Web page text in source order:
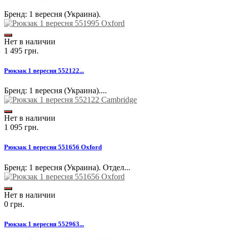
Бренд: 1 вересня (Украина).
Нет в наличии
1 495 грн.
Рюкзак 1 вересня 552122...
Бренд: 1 вересня (Украина)....
Нет в наличии
1 095 грн.
Рюкзак 1 вересня 551656 Oxford
Бренд: 1 вересня (Украина). Отдел...
Нет в наличии
0 грн.
Рюкзак 1 вересня 552963...